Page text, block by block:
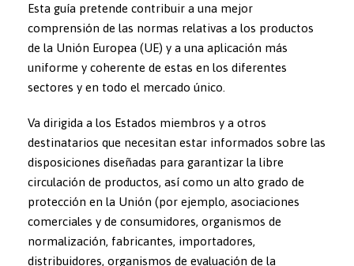
Esta guía pretende contribuir a una mejor
comprensión de las normas relativas a los productos
de la Unión Europea (UE) y a una aplicación más
uniforme y coherente de estas en los diferentes
sectores y en todo el mercado único.
Va dirigida a los Estados miembros y a otros
destinatarios que necesitan estar informados sobre las
disposiciones diseñadas para garantizar la libre
circulación de productos, así como un alto grado de
protección en la Unión (por ejemplo, asociaciones
comerciales y de consumidores, organismos de
normalización, fabricantes, importadores,
distribuidores, organismos de evaluación de la